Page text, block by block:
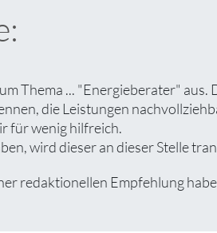
Thema ... "Energieberater"
die Leistungen
für wenig hilfreich.
wird dieser an dieser Stelle
redaktionellen Empfehlung